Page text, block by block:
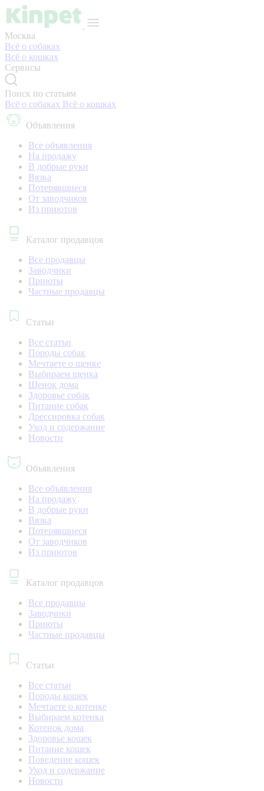
Москва
Всё о собаках
Всё о кошках
Сервисы
Поиск по статьям
Всё о собаках Всё о кошках
Объявления
Все объявления
На продажу
В добрые руки
Вязка
Потерявшиеся
От заводчиков
Из приютов
Каталог продавцов
Все продавцы
Заводчики
Приюты
Частные продавцы
Статьи
Все статьи
Породы собак
Мечтаете о щенке
Выбираем щенка
Щенок дома
Здоровье собак
Питание собак
Дрессировка собак
Уход и содержание
Новости
Объявления
Все объявления
На продажу
В добрые руки
Вязка
Потерявшиеся
От заводчиков
Из приютов
Каталог продавцов
Все продавцы
Заводчики
Приюты
Частные продавцы
Статьи
Все статьи
Породы кошек
Мечтаете о котенке
Выбираем котенка
Котенок дома
Здоровье кошек
Питание кошек
Поведение кошек
Уход и содержание
Новости